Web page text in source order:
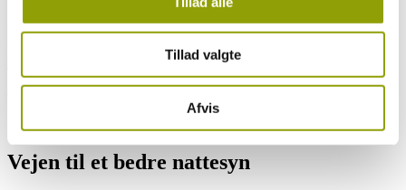
Tillad valgte
Afvis
Hvorfor sportsbriller? Gode sportsbriller giver øjnene den optimale
beskyttelse mod vind, støv, insekter, grene, skarpe lysrefl...
Vejen til et bedre nattesyn